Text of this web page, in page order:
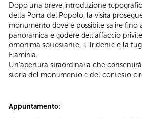
Dopo una breve introduzione
della Porta del Popolo, la visita
monumento dove è possibile salire fino
panoramica e godere dell’affaccio
omonima sottostante, il Tridente e la
Flaminia.
Un’apertura straordinaria che
storia del monumento e del contesto
Appuntamento: